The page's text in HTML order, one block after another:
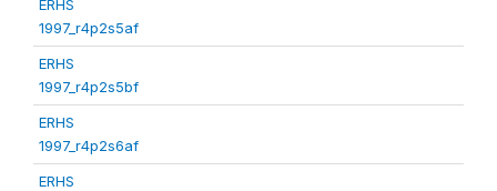
ERHS
1997_r4p2s5af
ERHS
1997_r4p2s5bf
ERHS
1997_r4p2s6af
ERHS